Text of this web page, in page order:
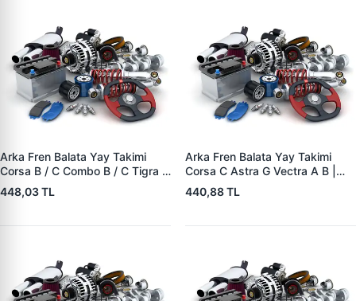
Arka Fren Balata Yay Takimi
Corsa B / C Combo B / C Tigra A
| YTT Y1727 | OEM 1605988
448,03 TL
Arka Fren Balata Yay Takimi
Corsa C Astra G Vectra A B |
YTT Y1726 | OEM 1605985
440,88 TL